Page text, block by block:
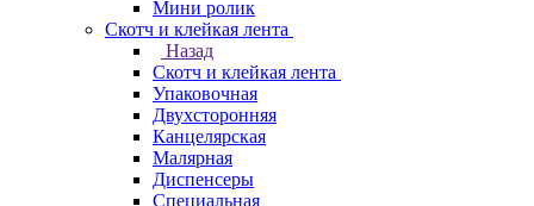
Мини ролик
Скотч и клейкая лента
Назад
Скотч и клейкая лента
Упаковочная
Двухсторонняя
Канцелярская
Малярная
Диспенсеры
Специальная